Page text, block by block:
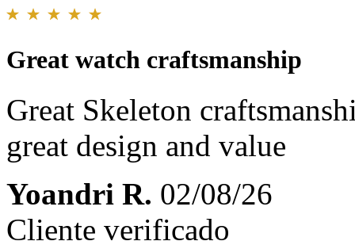
Great watch craftsmanship
Great Skeleton
great design and value
Yoandri R. 02/08/26
Cliente verificado